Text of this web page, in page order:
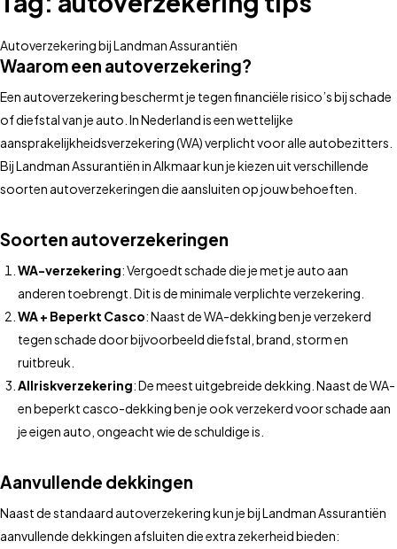
Autoverzekering bij Landman Assurantiën
Waarom een autoverzekering?
Een autoverzekering beschermt je tegen financiële risico’s bij schade
of diefstal van je auto. In Nederland is een wettelijke
aansprakelijkheidsverzekering (WA) verplicht voor alle autobezitters.
Bij Landman Assurantiën in Alkmaar kun je kiezen uit verschillende
soorten autoverzekeringen die aansluiten op jouw behoeften.
Soorten autoverzekeringen
WA-verzekering: Vergoedt schade die je met je auto aan
anderen toebrengt. Dit is de minimale verplichte verzekering.
WA + Beperkt Casco: Naast de WA-dekking ben je verzekerd
tegen schade door bijvoorbeeld diefstal, brand, storm en
ruitbreuk.
Allriskverzekering: De meest uitgebreide dekking. Naast de WA-
en beperkt casco-dekking ben je ook verzekerd voor schade aan
je eigen auto, ongeacht wie de schuldige is.
Aanvullende dekkingen
Naast de standaard autoverzekering kun je bij Landman Assurantiën
aanvullende dekkingen afsluiten die extra zekerheid bieden: